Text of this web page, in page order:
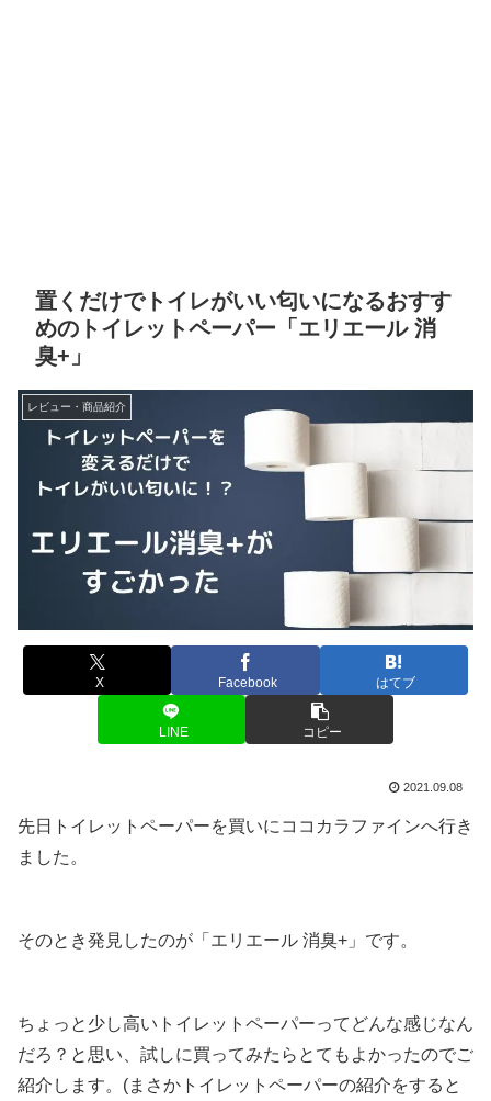
置くだけでトイレがいい匂いになるおすす
めのトイレットペーパー「エリエール 消
臭+」
レビュー・商品紹介
X Facebook はてブ
LINE コピー
2021.09.08
先日トイレットペーパーを買いにココカラファインへ行き
ました。
そのとき発見したのが「エリエール 消臭+」です。
ちょっと少し高いトイレットペーパーってどんな感じなん
だろ？と思い、試しに買ってみたらとてもよかったのでご
紹介します。(まさかトイレットペーパーの紹介をすると